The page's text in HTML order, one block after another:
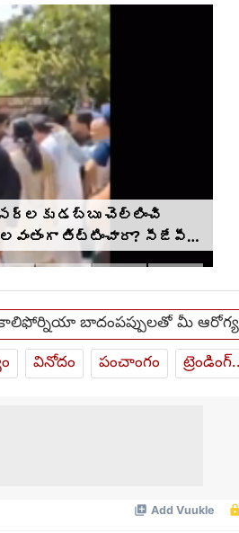
డబ్బు చెల్లించి
తిట్టించారా? సీజేపీ
కాలిఫోర్నియా బాదంపప్పులతో మీ
వినోదం పంచాంగం ట్రెండింగ్..